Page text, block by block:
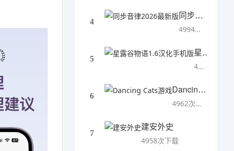
4
同步音律2026最新版
4994次下载
5
星露谷物语1.6汉化手机版
4993次下载
6
Dancing Cats游戏
4962次下载
7
建安外史
4958次下载